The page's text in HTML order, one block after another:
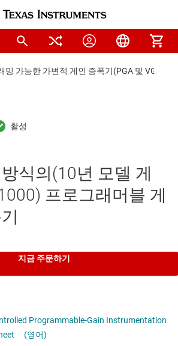
밍 가능한 가변적 게인 증폭기(PGA 및 VGA)
식의(10년 모델 게
프로그래머블 게
지금 주문하기
Programmable-Gain Instrumentation
(영어)